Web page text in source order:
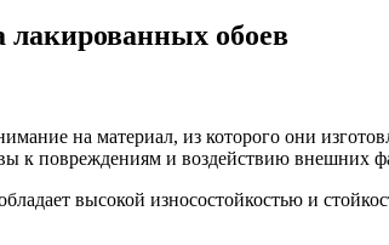
лакированных обоев
на материал, из которого они
к повреждениям и воздействию внешних
высокой износостойкостью и